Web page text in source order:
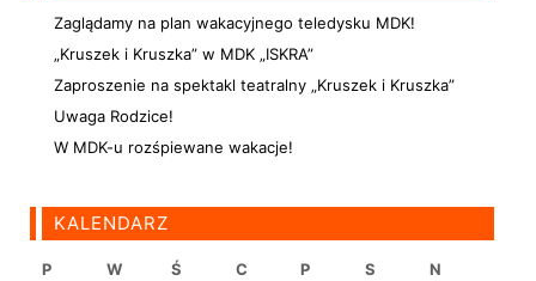
Zaglądamy na plan wakacyjnego teledysku MDK!
„Kruszek i Kruszka” w MDK „ISKRA”
Zaproszenie na spektakl teatralny „Kruszek i Kruszka”
Uwaga Rodzice!
W MDK-u rozśpiewane wakacje!
KALENDARZ
P W Ś C P S
N